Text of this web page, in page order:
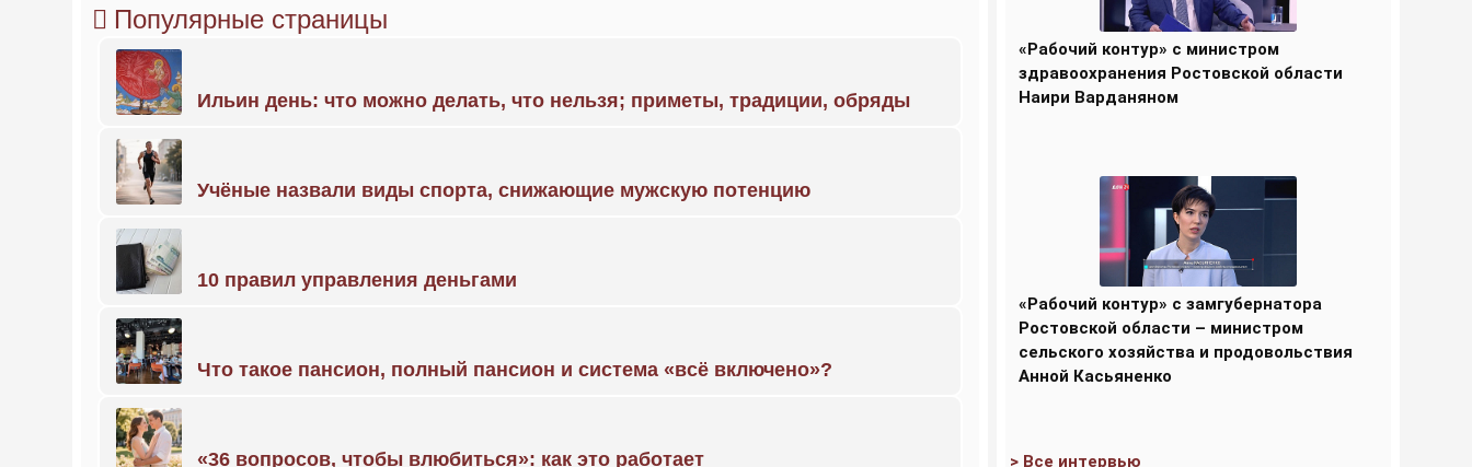
Популярные страницы
Ильин день: что можно делать, что нельзя; приметы, традиции, обряды
Учёные назвали виды спорта, снижающие мужскую потенцию
10 правил управления деньгами
Что такое пансион, полный пансион и система «всё включено»?
«36 вопросов, чтобы влюбиться»: как это работает
«Рабочий контур» с министром
здравоохранения Ростовской области
Наири Варданяном
«Рабочий контур» с замгубернатора
Ростовской области – министром
сельского хозяйства и продовольствия
Анной Касьяненко
> Все интервью